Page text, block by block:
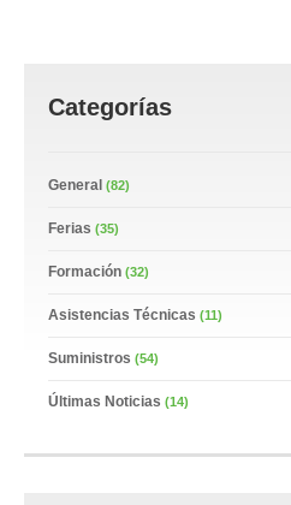
Categorías
General (82)
Ferias (35)
Formación (32)
Asistencias Técnicas (11)
Suministros (54)
Últimas Noticias (14)